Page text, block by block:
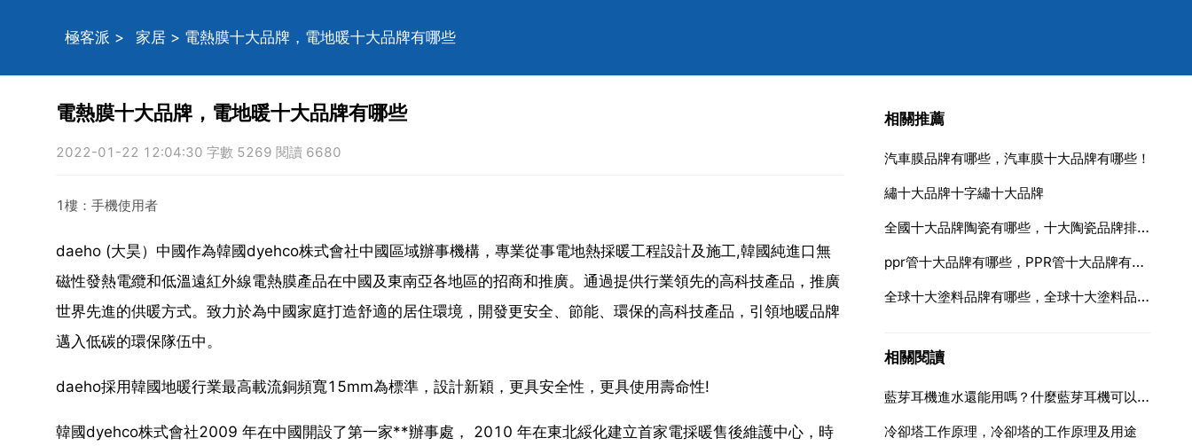
極客派 > 家居 > 電熱膜十大品牌，電地暖十大品牌有哪些
電熱膜十大品牌，電地暖十大品牌有哪些
2022-01-22 12:04:30 字數 5269 閱讀 6680
1樓：手機使用者
daeho (大昊）中國作為韓國dyehco株式會社中國區域辦事機構，專業從事電地熱採暖工程設計及施工,韓國純進口無
磁性發熱電纜和低溫遠紅外線電熱膜產品在中國及東南亞各地區的招商和推廣。通過提供行業領先的高科技產品，推廣
世界先進的供暖方式。致力於為中國家庭打造舒適的居住環境，開發更安全、節能、環保的高科技產品，引領地暖品牌
邁入低碳的環保隊伍中。
daeho採用韓國地暖行業最高載流銅頻寬15mm為標準，設計新穎，更具安全性，更具使用壽命性!
韓國dyehco株式會社2009 年在中國開設了第一家**辦事處， 2010 年在東北綏化建立首家電採暖售後維護中心，時
相關推薦
汽車膜品牌有哪些，汽車膜十大品牌有哪些！
繡十大品牌十字繡十大品牌
全國十大品牌陶瓷有哪些，十大陶瓷品牌排名有哪些？
ppr管十大品牌有哪些，PPR管十大品牌有哪些？
全球十大塗料品牌有哪些，全球十大塗料品牌有哪些！
相關閱讀
藍芽耳機進水還能用嗎？什麼藍芽耳機可以防水好用的
冷卻塔工作原理，冷卻塔的工作原理及用途